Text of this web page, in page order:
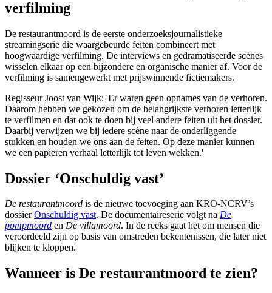
verfilming
De restaurantmoord is de eerste onderzoeksjournalistieke
streamingserie die waargebeurde feiten combineert met
hoogwaardige verfilming. De interviews en gedramatiseerde scènes
wisselen elkaar op een bijzondere en organische manier af. Voor de
verfilming is samengewerkt met prijswinnende fictiemakers.
Regisseur Joost van Wijk: 'Er waren geen opnames van de verhoren.
Daarom hebben we gekozen om de belangrijkste verhoren letterlijk
te verfilmen en dat ook te doen bij veel andere feiten uit het dossier.
Daarbij verwijzen we bij iedere scène naar de onderliggende
stukken en houden we ons aan de feiten. Op deze manier kunnen
we een papieren verhaal letterlijk tot leven wekken.'
Dossier ‘Onschuldig vast’
De restaurantmoord is de nieuwe toevoeging aan KRO-NCRV’s
dossierOnschuldig vast. De documentaireserie volgt na De
pompmoord en De villamoord. In de reeks gaat het om mensen die
veroordeeld zijn op basis van omstreden bekentenissen, die later niet
blijken te kloppen.
Wanneer is De restaurantmoord te zien?